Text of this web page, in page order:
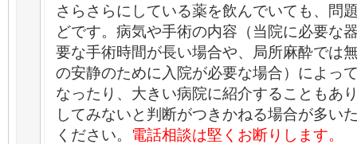
さらさらにしている薬を飲んでいても、問
どです。病気や手術の内容（当院に必要な
要な手術時間が長い場合や、局所麻酔では
の安静のために入院が必要な場合）によっ
なったり、大きい病院に紹介することもあ
してみないと判断がつきかねる場合が多い
ください。 電話相談は堅くお断りします。